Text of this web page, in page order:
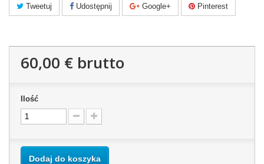
Tweetuj Udostępnij Google+ Pinterest
60,00 € brutto
Ilość
Dodaj do koszyka